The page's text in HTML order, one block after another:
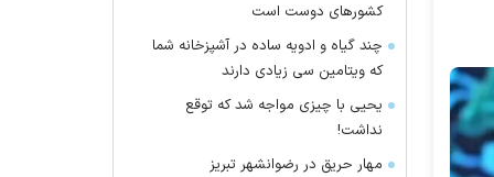
کشور‌های دوست است
چند گیاه و ادویه ساده در آشپزخانه شما
که ویتامین سی زیادی دارند
یحیی با چیزی مواجه شد که توقع
نداشت!
مهار حریق در رضوانشهر تبریز